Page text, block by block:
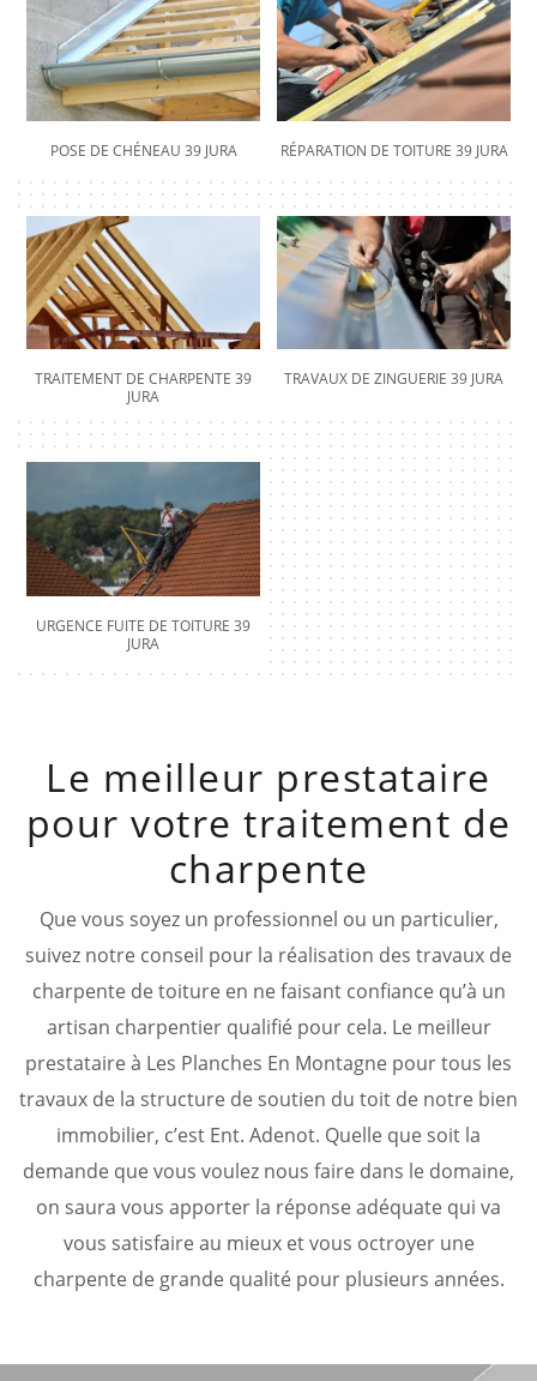
POSE DE CHÉNEAU 39 JURA RÉPARATION DE TOITURE 39 JURA
TRAITEMENT DE CHARPENTE 39
JURA
TRAVAUX DE ZINGUERIE 39 JURA
URGENCE FUITE DE TOITURE 39
JURA
Le meilleur prestataire
pour votre traitement de
charpente
Que vous soyez un professionnel ou un particulier,
suivez notre conseil pour la réalisation des travaux de
charpente de toiture en ne faisant confiance qu’à un
artisan charpentier qualifié pour cela. Le meilleur
prestataire à Les Planches En Montagne pour tous les
travaux de la structure de soutien du toit de notre bien
immobilier, c’est Ent. Adenot. Quelle que soit la
demande que vous voulez nous faire dans le domaine,
on saura vous apporter la réponse adéquate qui va
vous satisfaire au mieux et vous octroyer une
charpente de grande qualité pour plusieurs années.